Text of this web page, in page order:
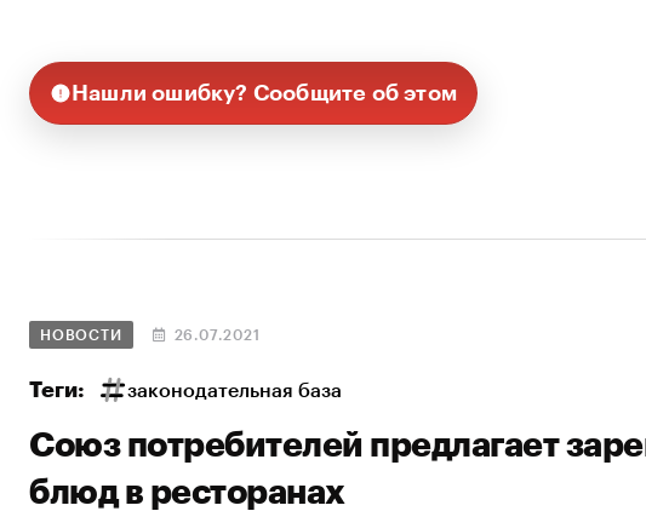
Нашли ошибку? Сообщите об этом
НОВОСТИ 26.07.2021
Теги: законодательная база
Союз потребителей предлагает
блюд в ресторанах